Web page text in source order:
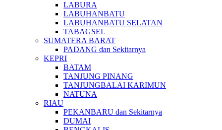
LABURA
LABUHANBATU
LABUHANBATU SELATAN
TABAGSEL
SUMATERA BARAT
PADANG dan Sekitarnya
KEPRI
BATAM
TANJUNG PINANG
TANJUNGBALAI KARIMUN
NATUNA
RIAU
PEKANBARU dan Sekitarnya
DUMAI